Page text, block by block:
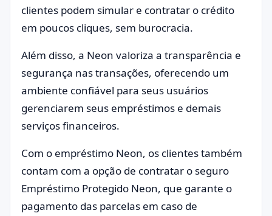
clientes podem simular e contratar o crédito
em poucos cliques, sem burocracia.
Além disso, a Neon valoriza a transparência e
segurança nas transações, oferecendo um
ambiente confiável para seus usuários
gerenciarem seus empréstimos e demais
serviços financeiros.
Com o empréstimo Neon, os clientes também
contam com a opção de contratar o seguro
Empréstimo Protegido Neon, que garante o
pagamento das parcelas em caso de